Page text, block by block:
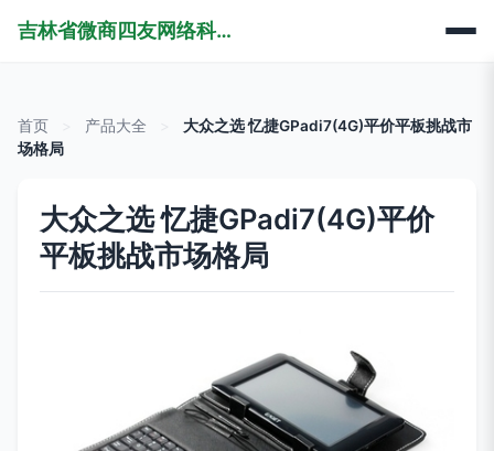
吉林省微商四友网络科技有限公司
首页 产品大全
大众之选 忆捷GPadi7(4G)平价平板挑战市
场格局
大众之选 忆捷GPadi7(4G)平价
平板挑战市场格局